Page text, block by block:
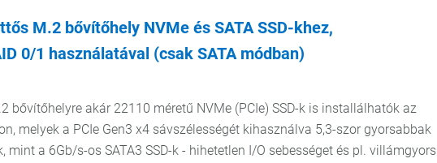
M.2 bővítőhely NVMe és SATA SSD-khez,
0/1 használatával (csak SATA módban)
bővítőhelyre akár 22110 méretű NVMe (PCIe) SSD-k is installálhatók az
melyek a PCIe Gen3 x4 sávszélességét kihasználva 5,3-szor gyorsabbak
mint a 6Gb/s-os SATA3 SSD-k - hihetetlen I/O sebességet és pl. villámgyors